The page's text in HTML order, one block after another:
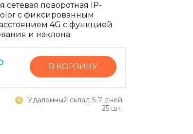
сетевая поворотная IP-
с фиксированным
4G с функцией
и наклона
В КОРЗИНУ
Удаленный склад 5-7 дней
25 шт.